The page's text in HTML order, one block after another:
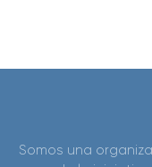
Somos una